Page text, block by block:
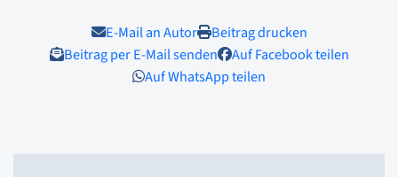
E-Mail an Autor
Beitrag drucken
Beitrag per E-Mail senden
Auf Facebook teilen
Auf WhatsApp teilen